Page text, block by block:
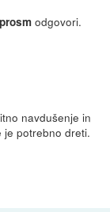
prosm odgovori.
navdušenje in
je potrebno dreti.